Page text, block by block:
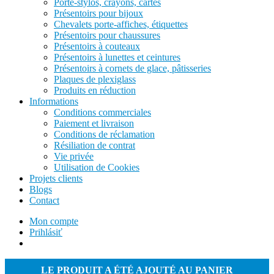
Porte-stylos, crayons, cartes
Présentoirs pour bijoux
Chevalets porte-affiches, étiquettes
Présentoirs pour chaussures
Présentoirs à couteaux
Présentoirs à lunettes et ceintures
Présentoirs à cornets de glace, pâtisseries
Plaques de plexiglass
Produits en réduction
Informations
Conditions commerciales
Paiement et livraison
Conditions de réclamation
Résiliation de contrat
Vie privée
Utilisation de Cookies
Projets clients
Blogs
Contact
Mon compte
Prihlásiť
LE PRODUIT A ÉTÉ AJOUTÉ AU PANIER